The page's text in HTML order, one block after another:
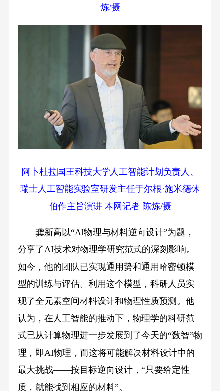
炼/摄
阿卜杜拉国王科技大学人工智能计划负责人、
瑞士人工智能实验室研发主任于尔根·施米德休
伯作主旨演讲 本网记者 陈炼/摄
龚新高以“AI物理与材料逆向设计”为题，
分享了AI技术对物理学研究范式的深刻影响。
如今，他的团队已实现通用势和通用哈密顿模
型的训练与评估。利用这个模型，科研人员实
现了全元素空间材料设计和物理性质预测。他
认为，在人工智能的推动下，物理学的科研范
式已从计算物理进一步发展到了今天的“数智”物
理，即AI物理，而这将可能解决材料设计中的
最大挑战——按目标逆向设计，“只要给定性
质，就能找到相应的材料”。